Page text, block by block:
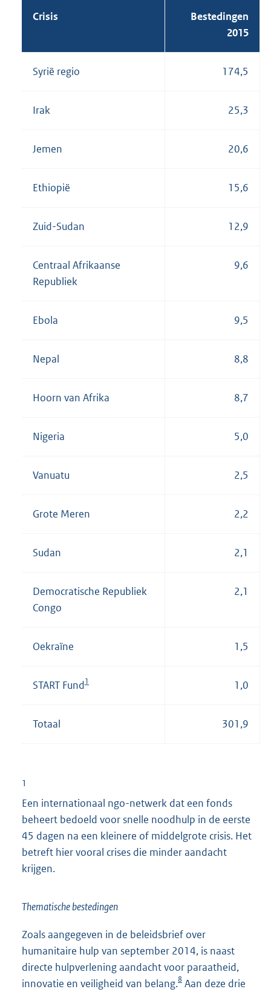
Crisis
Bestedingen
2015
Syrië regio 174,5
Irak 25,3
Jemen 20,6
Ethiopië 15,6
Zuid-Sudan 12,9
Centraal Afrikaanse
Republiek
9,6
Ebola 9,5
Nepal 8,8
Hoorn van Afrika 8,7
Nigeria 5,0
Vanuatu 2,5
Grote Meren 2,2
Sudan 2,1
Democratische Republiek
Congo
2,1
Oekraïne 1,5
START Fund1 1,0
Totaal 301,9
1
Een internationaal ngo-netwerk dat een fonds
beheert bedoeld voor snelle noodhulp in de eerste
45 dagen na een kleinere of middelgrote crisis. Het
betreft hier vooral crises die minder aandacht
krijgen.
Thematische bestedingen
Zoals aangegeven in de beleidsbrief over
humanitaire hulp van september 2014, is naast
directe hulpverlening aandacht voor paraatheid,
innovatie en veiligheid van belang.8 Aan deze drie